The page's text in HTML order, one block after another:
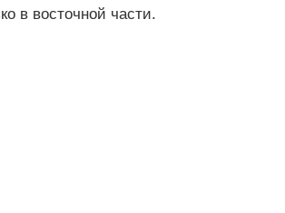
в восточной части.